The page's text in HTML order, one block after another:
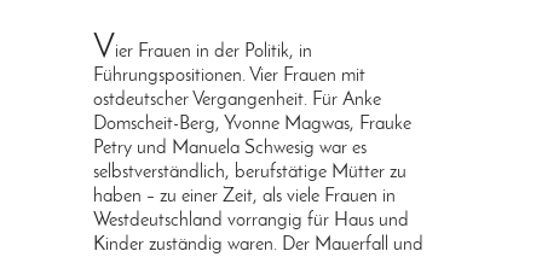
Vier Frauen in der Politik, in
Führungspositionen. Vier Frauen mit
ostdeutscher Vergangenheit. Für Anke
Domscheit-Berg, Yvonne Magwas, Frauke
Petry und Manuela Schwesig war es
selbstverständlich, berufstätige Mütter zu
haben – zu einer Zeit, als viele Frauen in
Westdeutschland vorrangig für Haus und
Kinder zuständig waren. Der Mauerfall und